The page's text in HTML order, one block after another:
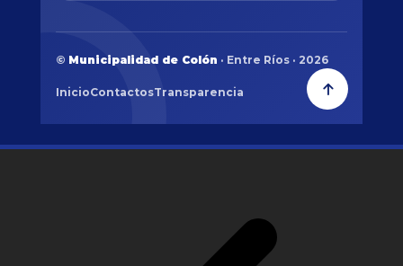
© Municipalidad de Colón · Entre Ríos · 2026
InicioContactosTransparencia